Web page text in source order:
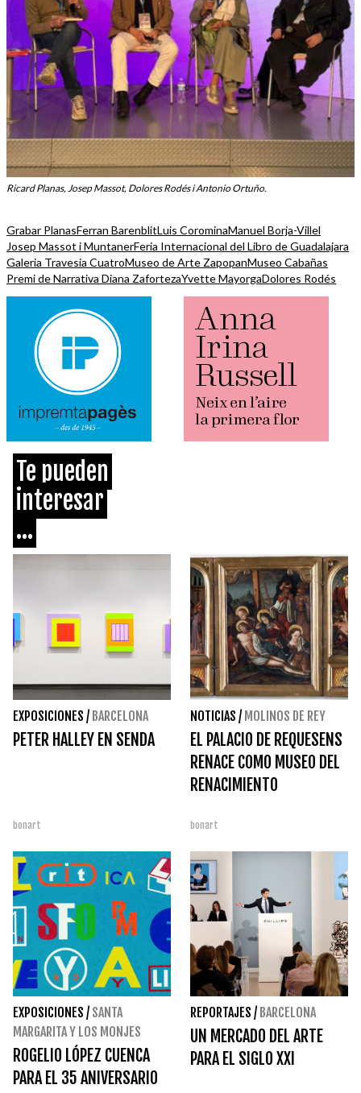
Ricard Planas, Josep Massot, Dolores Rodés i Antonio Ortuño.
Grabar PlanasFerran BarenblitLuis CorominaManuel Borja-Villel
Josep Massot i MuntanerFeria Internacional del Libro de Guadalajara
Galeria Travesia CuatroMuseo de Arte ZapopanMuseo Cabañas
Premi de Narrativa Diana ZafortezaYvette MayorgaDolores Rodés
Te pueden
interesar
...
EXPOSICIONES / BARCELONA
PETER HALLEY EN SENDA
bonart
NOTICIAS / MOLINOS DE REY
EL PALACIO DE REQUESENS
RENACE COMO MUSEO DEL
RENACIMIENTO
bonart
EXPOSICIONES / SANTA
MARGARITA Y LOS MONJES
ROGELIO LÓPEZ CUENCA
PARA EL 35 ANIVERSARIO
REPORTAJES / BARCELONA
UN MERCADO DEL ARTE
PARA EL SIGLO XXI